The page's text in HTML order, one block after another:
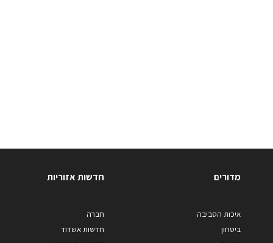
מדורים
איכות הסביבה
ביטחון
חדשות אזוריות
חברה
חדשות אשדוד